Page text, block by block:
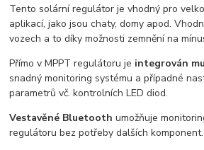
Tento solární regulátor je vhodný pro
aplikací, jako jsou chaty, domy apod.
vozech a to díky možnosti zemnění na
Přímo v MPPT regulátoru je integrován
snadný monitoring systému a případné
parametrů vč. kontrolních LED diod.
Vestavěné Bluetooth umožňuje
regulátoru bez potřeby dalších komponent.